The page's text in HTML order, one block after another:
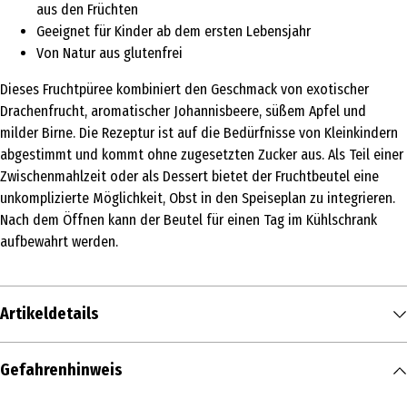
aus den Früchten
Geeignet für Kinder ab dem ersten Lebensjahr
Von Natur aus glutenfrei
Dieses Fruchtpüree kombiniert den Geschmack von exotischer
Drachenfrucht, aromatischer Johannisbeere, süßem Apfel und
milder Birne. Die Rezeptur ist auf die Bedürfnisse von Kleinkindern
abgestimmt und kommt ohne zugesetzten Zucker aus. Als Teil einer
Zwischenmahlzeit oder als Dessert bietet der Fruchtbeutel eine
unkomplizierte Möglichkeit, Obst in den Speiseplan zu integrieren.
Nach dem Öffnen kann der Beutel für einen Tag im Kühlschrank
aufbewahrt werden.
Artikeldetails
Inhalt
Gefahrenhinweis